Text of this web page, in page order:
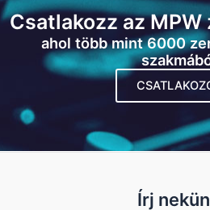
Csatlakozz az
ahol több mint 6000
Írj